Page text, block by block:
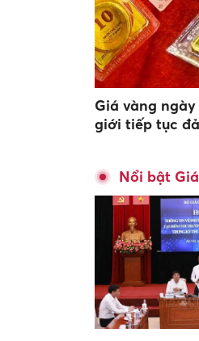
Giá vàng
giới tiếp tục
Nổi bật